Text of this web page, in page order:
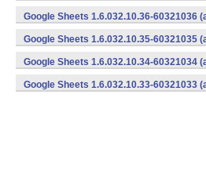
Google Sheets 1.6.032.10.36-60321036
Google Sheets 1.6.032.10.35-60321035
Google Sheets 1.6.032.10.34-60321034
Google Sheets 1.6.032.10.33-60321033